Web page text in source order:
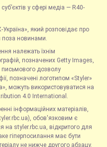
у сфері медіа — R40-
який розповідає про
поза новинами.
належать їхнім
позначених Getty Images,
письмового дозволу
позначені логотипом «Styler»
можуть використовуватися на
4.0 International.
інформаційних матеріалів,
обов'язковим є
на styler.rbc.ua, відкритого для
гіперпосилання має бути
не нижче другого абзацу.